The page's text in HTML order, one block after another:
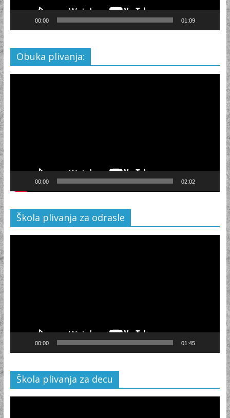
00:00 01:09
Obuka plivanja:
00:00 02:02
Škola plivanja za odrasle
00:00 01:45
Škola plivanja za decu